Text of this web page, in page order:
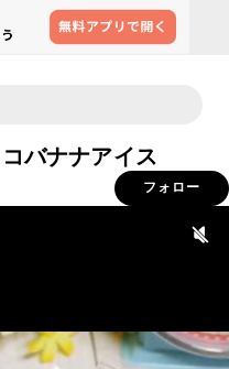
バナナアイス
フォロー